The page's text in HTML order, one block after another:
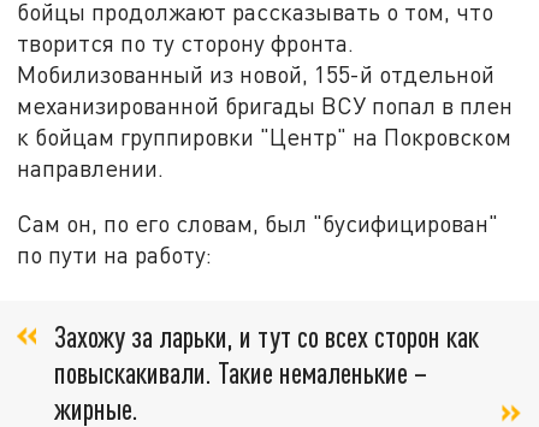
бойцы продолжают рассказывать о том, что
творится по ту сторону фронта.
Мобилизованный из новой, 155-й отдельной
механизированной бригады ВСУ попал в плен
к бойцам группировки "Центр" на Покровском
направлении.
Сам он, по его словам, был "бусифицирован"
по пути на работу:
Захожу за ларьки, и тут со всех сторон как
повыскакивали. Такие немаленькие –
жирные.